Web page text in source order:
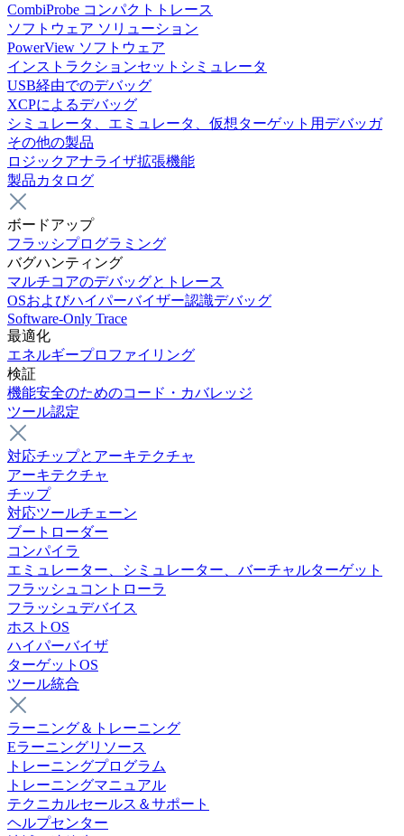
CombiProbe コンパクトトレース
ソフトウェア ソリューション
PowerView ソフトウェア
インストラクションセットシミュレータ
USB経由でのデバッグ
XCPによるデバッグ
シミュレータ、エミュレータ、仮想ターゲット用デバッガ
その他の製品
ロジックアナライザ拡張機能
製品カタログ
ボードアップ
フラッシプログラミング
バグハンティング
マルチコアのデバッグとトレース
OSおよびハイパーバイザー認識デバッグ
Software-Only Trace
最適化
エネルギープロファイリング
検証
機能安全のためのコード・カバレッジ
ツール認定
対応チップとアーキテクチャ
アーキテクチャ
チップ
対応ツールチェーン
ブートローダー
コンパイラ
エミュレーター、シミュレーター、バーチャルターゲット
フラッシュコントローラ
フラッシュデバイス
ホストOS
ハイパーバイザ
ターゲットOS
ツール統合
ラーニング＆トレーニング
Eラーニングリソース
トレーニングプログラム
トレーニングマニュアル
テクニカルセールス＆サポート
ヘルプセンター